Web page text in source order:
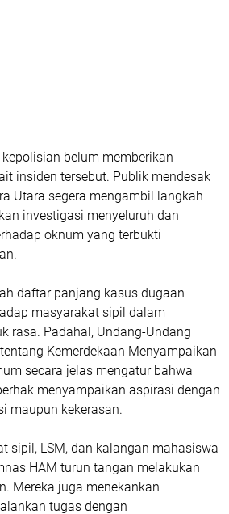
belum memberikan
insiden tersebut. Publik mendesak
Utara segera mengambil langkah
investigasi menyeluruh dan
oknum yang terbukti
daftar panjang kasus dugaan
masyarakat sipil dalam
rasa. Padahal, Undang-Undang
Kemerdekaan Menyampaikan
secara jelas mengatur bahwa
menyampaikan aspirasi dengan
maupun kekerasan.
sipil, LSM, dan kalangan mahasiswa
HAM turun tangan melakukan
Mereka juga menekankan
tugas dengan